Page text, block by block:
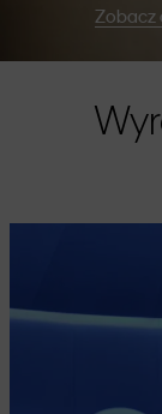
Zobacz